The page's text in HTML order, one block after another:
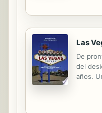
who
every
Las
De
del
años.
casi